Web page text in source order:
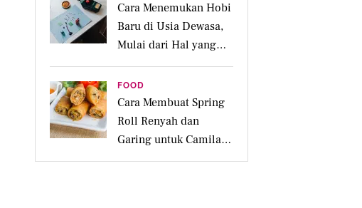
Cara Menemukan Hobi
Baru di Usia Dewasa,
Mulai dari Hal yang
Disukai
FOOD
Cara Membuat Spring
Roll Renyah dan
Garing untuk Camilan
Pesta